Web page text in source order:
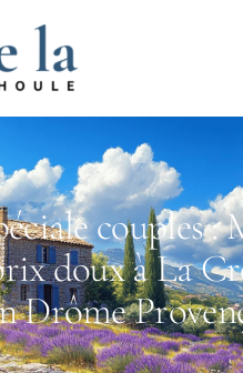
couples :
doux à La
Drôme